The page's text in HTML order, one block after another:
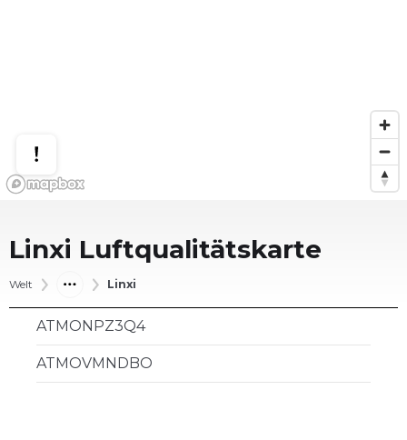
Linxi Luftqualitätskarte
Welt Linxi
ATMONPZ3Q4
ATMOVMNDBO